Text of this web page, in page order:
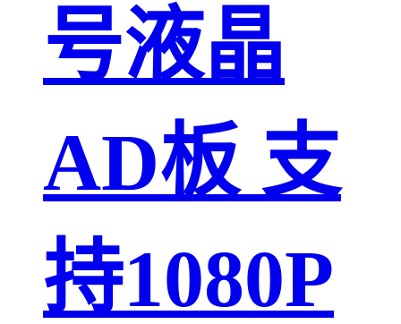
号液晶
AD板 支
持1080P